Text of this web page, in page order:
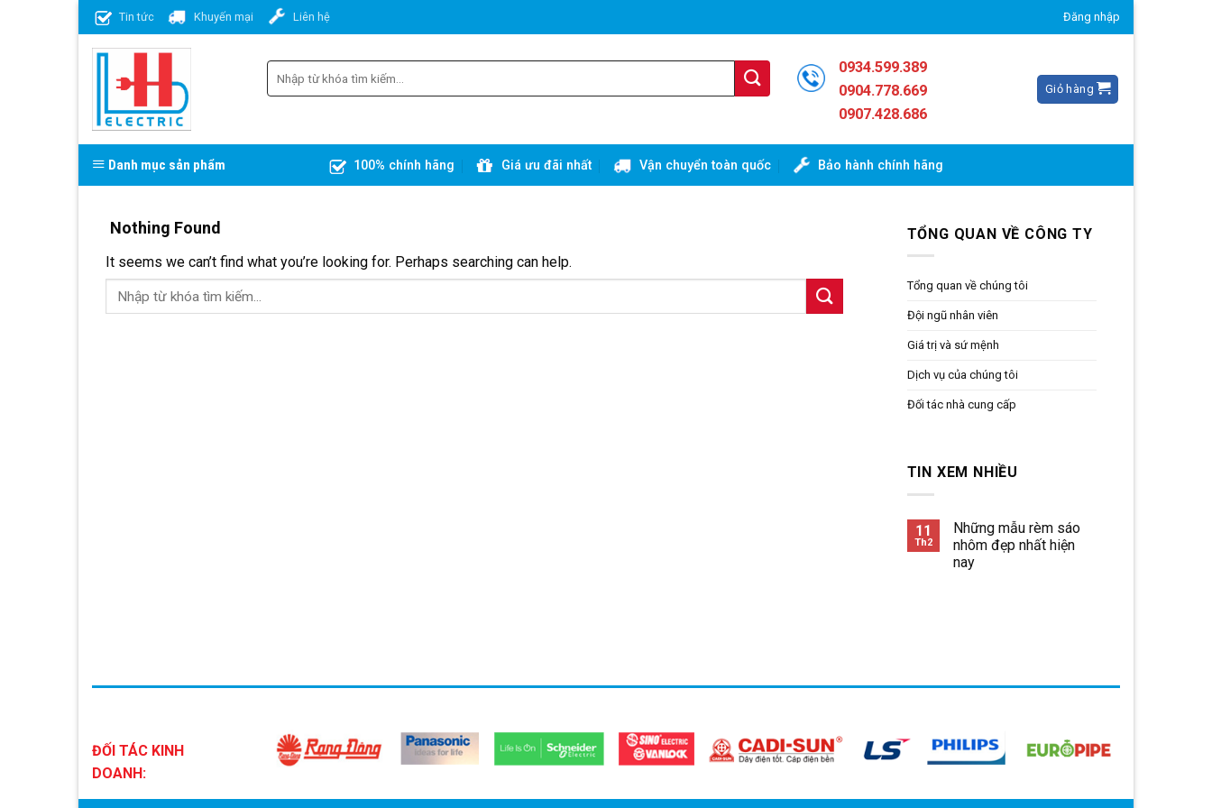
Skip
to
content
Tin tức Khuyến mại Liên hệ Đăng nhập
0934.599.389
0904.778.669
0907.428.686
Giỏ hàng
Danh mục sản phẩm 100% chính hãng Giá ưu đãi nhất Vận chuyển toàn quốc Bảo hành chính hãng
Nothing Found
It seems we can’t find what you’re looking for. Perhaps searching can help.
TỔNG QUAN VỀ CÔNG TY
Tổng quan về chúng tôi
Đội ngũ nhân viên
Giá trị và sứ mệnh
Dịch vụ của chúng tôi
Đối tác nhà cung cấp
TIN XEM NHIỀU
11
Th2
Những mẫu rèm sáo
nhôm đẹp nhất hiện
nay
ĐỐI TÁC KINH
DOANH: